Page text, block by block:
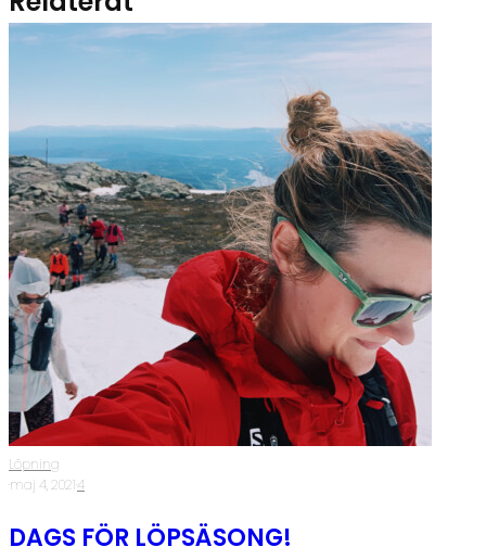
Löpning
·maj 4, 2021·4
DAGS FÖR LÖPSÄSONG!